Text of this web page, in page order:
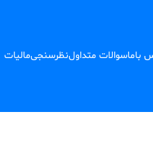
باماسوالات متداولنظرسنجیمالیات